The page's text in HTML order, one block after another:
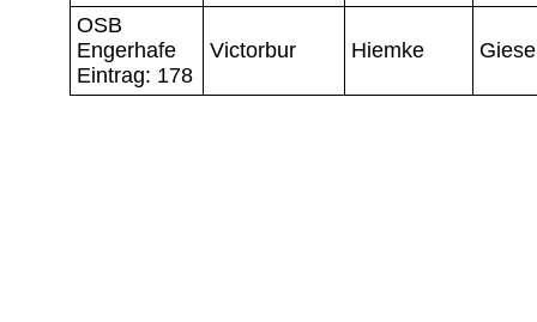
OSB
Engerhafe
Eintrag: 178
Victorbur Hiemke